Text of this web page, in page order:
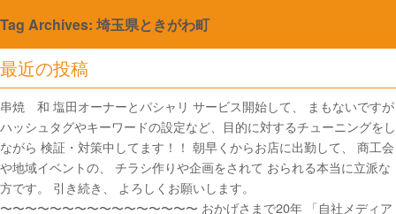
最近の投稿
串焼 和 塩田オーナーとパシャリ サービス開始して、 まもないですが
ハッシュタグやキーワードの設定など、目的に対するチューニングをし
ながら 検証・対策中してます！！ 朝早くからお店に出勤して、 商工会
や地域イベントの、 チラシ作りや企画をされて おられる本当に立派な
方です。 引き続き、 よろしくお願いします。
〜〜〜〜〜〜〜〜〜〜〜〜〜〜〜〜 おかげさまで20年 「自社メディア
Tag Archives: 埼玉県ときがわ町